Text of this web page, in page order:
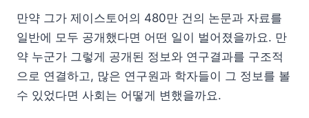
만약 그가 제이스토어의 480만 건의 논문과 자료를
일반에 모두 공개했다면 어떤 일이 벌어졌을까요. 만
약 누군가 그렇게 공개된 정보와 연구결과를 구조적
으로 연결하고, 많은 연구원과 학자들이 그 정보를 볼
수 있었다면 사회는 어떻게 변했을까요.